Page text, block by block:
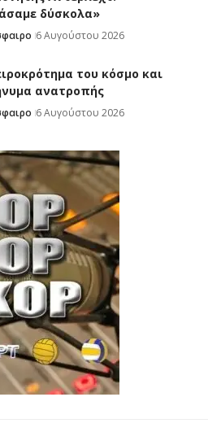
δύσκολα»
6 Αυγούστου 2026
του κόσμο και
ανατροπής
6 Αυγούστου 2026